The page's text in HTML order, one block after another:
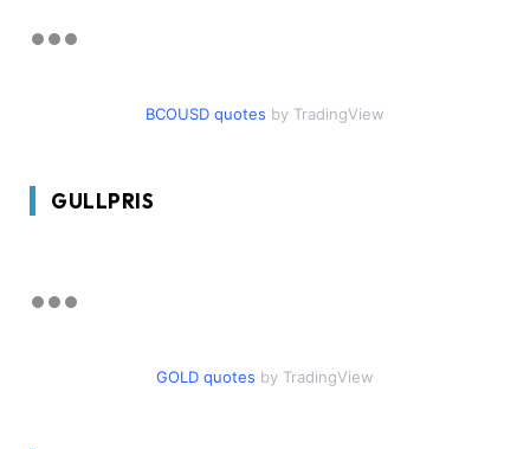
BCOUSD quotes by TradingView
GULLPRIS
GOLD quotes by TradingView